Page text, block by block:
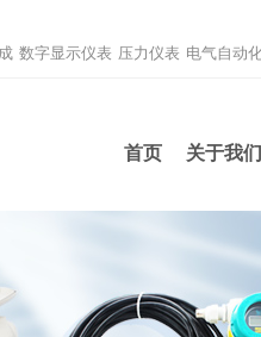
数字显示仪表 压力仪表 电气自动
首页 关于我们